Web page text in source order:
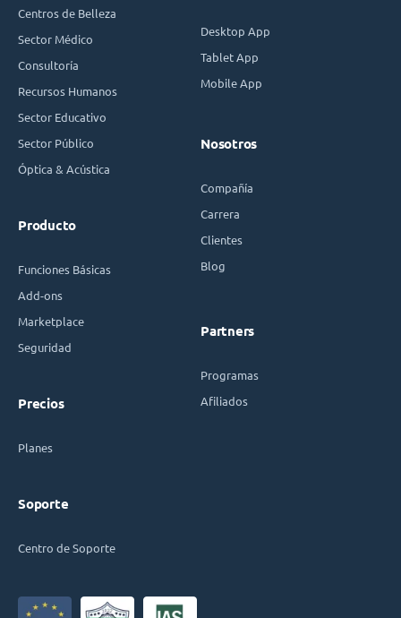
Centros de Belleza
Sector Médico
Consultoría
Recursos Humanos
Sector Educativo
Sector Público
Óptica & Acústica
Producto
Funciones Básicas
Add-ons
Marketplace
Seguridad
Precios
Planes
Soporte
Centro de Soporte
Desktop App
Tablet App
Mobile App
Nosotros
Compañía
Carrera
Clientes
Blog
Partners
Programas
Afiliados